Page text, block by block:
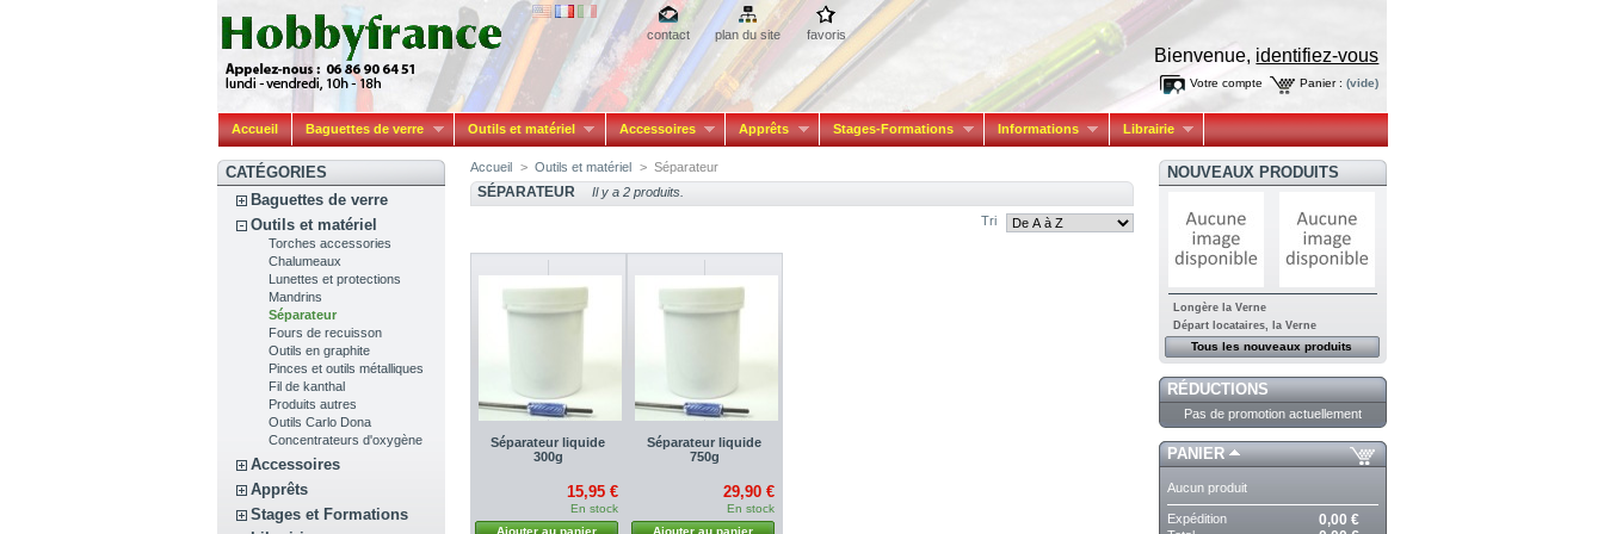
contact plan du site favoris
Bienvenue, identifiez-vous
Panier : (vide)
Votre compte
Accueil Baguettes de verre Outils et matériel Accessoires Apprêts Stages-Formations Informations Librairie
CATÉGORIES
Baguettes de verre
Outils et matériel
Torches accessories
Chalumeaux
Lunettes et protections
Mandrins
Séparateur
Fours de recuisson
Outils en graphite
Pinces et outils métalliques
Fil de kanthal
Produits autres
Outils Carlo Dona
Concentrateurs d'oxygène
Accessoires
Apprêts
Stages et Formations
Accueil > Outils et matériel > Séparateur
SÉPARATEUR Il y a 2 produits.
Tri
Séparateur liquide
300g
15,95 €
En stock
Séparateur liquide
750g
29,90 €
En stock
NOUVEAUX PRODUITS
Longère la Verne
Départ locataires, la Verne
Tous les nouveaux produits
RÉDUCTIONS
Pas de promotion actuellement
PANIER
Aucun produit
Expédition 0,00 €